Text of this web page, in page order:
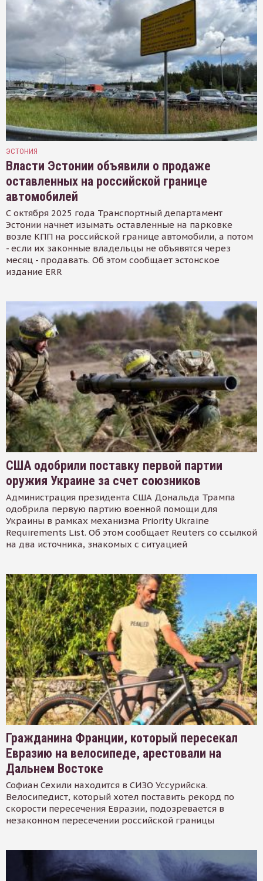
ЭСТОНИЯ
Власти Эстонии объявили о продаже
оставленных на российской границе
автомобилей
С октября 2025 года Транспортный департамент
Эстонии начнет изымать оставленные на парковке
возле КПП на российской границе автомобили, а потом
- если их законные владельцы не объявятся через
месяц - продавать. Об этом сообщает эстонское
издание ERR
США одобрили поставку первой партии
оружия Украине за счет союзников
Администрация президента США Дональда Трампа
одобрила первую партию военной помощи для
Украины в рамках механизма Priority Ukraine
Requirements List. Об этом сообщает Reuters со ссылкой
на два источника, знакомых с ситуацией
Гражданина Франции, который пересекал
Евразию на велосипеде, арестовали на
Дальнем Востоке
Софиан Сехили находится в СИЗО Уссурийска.
Велосипедист, который хотел поставить рекорд по
скорости пересечения Евразии, подозревается в
незаконном пересечении российской границы